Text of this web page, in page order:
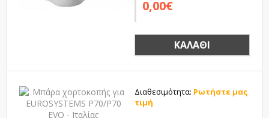
0,00€
ΚΑΛΆΘΙ
Διαθεσιμότητα: Ρωτήστε μας
τιμή